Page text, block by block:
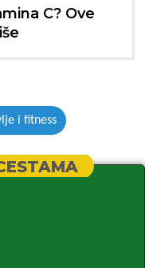
C? Ove
i fitness